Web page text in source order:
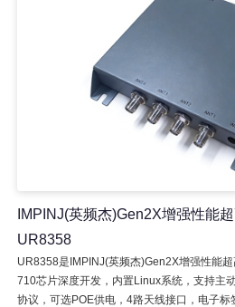
IMPINJ(英频杰)Gen2X增强性能
UR8358
UR8358是IMPINJ(英频杰)Gen2X增强性能
710芯片深度开发，内置Linux系统，支持主
协议，可选POE供电，4路天线接口，电子